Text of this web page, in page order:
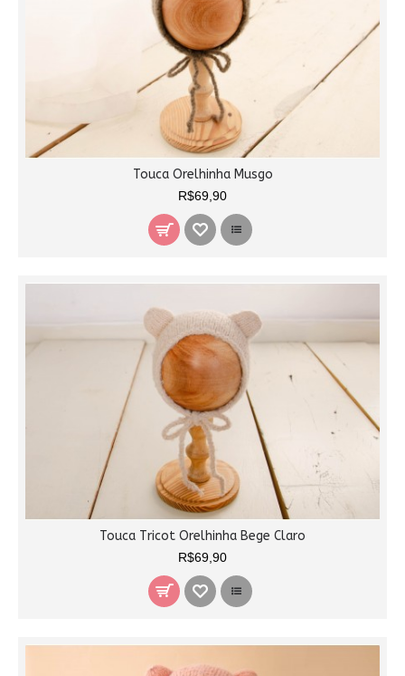
Touca Orelhinha Musgo
R$69,90
Touca Tricot Orelhinha Bege Claro
R$69,90